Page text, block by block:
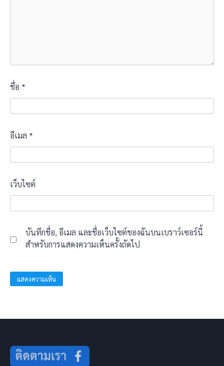
ชื่อ *
อีเมล *
เว็บไซต์
บันทึกชื่อ, อีเมล และชื่อเว็บไซต์ของฉันบนเบราว์เซอร์นี้
สำหรับการแสดงความเห็นครั้งถัดไป